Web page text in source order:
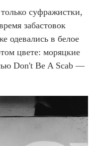
суфражистки,
забастовок
одевались в белое
цвете: моряцкие
Don't Be A Scab —